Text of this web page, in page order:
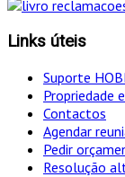
Links úteis
Suporte
Propriedade
Contactos
Agendar
Pedir
Resolução